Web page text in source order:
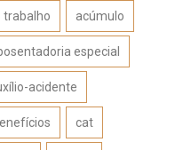
trabalho acúmulo
especial
acidente
cat